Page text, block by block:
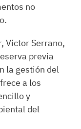
no
Víctor Serrano,
previa
la gestión del
a los
y
del